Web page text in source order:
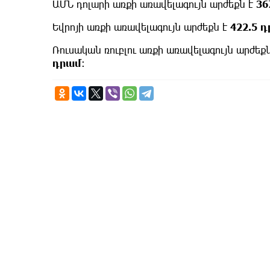
ԱՄՆ դոլարի առքի առավելագույն արժեքն է
Եվրոյի առքի առավելագույն արժեքն է 422.5
Ռուսական ռուբլու առքի առավելագույն
դրամ: